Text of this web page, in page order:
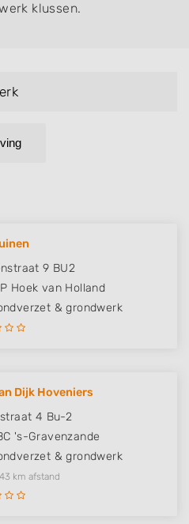
klussen.
9 BU2
Hoek van Holland
& grondwerk
Dijk Hoveniers
4 Bu-2
's-Gravenzande
& grondwerk
km afstand